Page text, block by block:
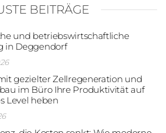
BEITRÄGE
und betriebswirtschaftliche
in Deggendorf
gezielter Zellregeneration und
im Büro Ihre Produktivität auf
Level heben